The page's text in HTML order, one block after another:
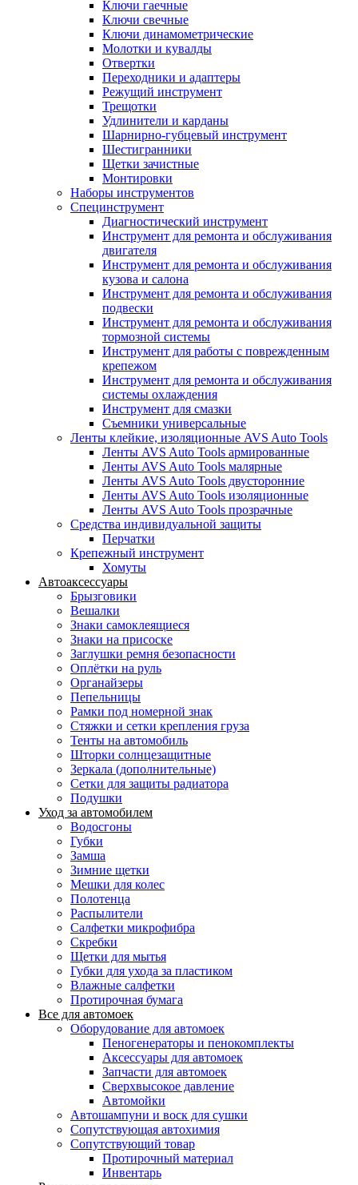
Ключи гаечные
Ключи свечные
Ключи динамометрические
Молотки и кувалды
Отвертки
Переходники и адаптеры
Режущий инструмент
Трещотки
Удлинители и карданы
Шарнирно-губцевый инструмент
Шестигранники
Щетки зачистные
Монтировки
Наборы инструментов
Специнструмент
Диагностический инструмент
Инструмент для ремонта и обслуживания
двигателя
Инструмент для ремонта и обслуживания
кузова и салона
Инструмент для ремонта и обслуживания
подвески
Инструмент для ремонта и обслуживания
тормозной системы
Инструмент для работы с поврежденным
крепежом
Инструмент для ремонта и обслуживания
системы охлаждения
Инструмент для смазки
Съемники универсальные
Ленты клейкие, изоляционные AVS Auto Tools
Ленты AVS Auto Tools армированные
Ленты AVS Auto Tools малярные
Ленты AVS Auto Tools двусторонние
Ленты AVS Auto Tools изоляционные
Ленты AVS Auto Tools прозрачные
Средства индивидуальной защиты
Перчатки
Крепежный инструмент
Хомуты
Автоаксессуары
Брызговики
Вешалки
Знаки самоклеящиеся
Знаки на присоске
Заглушки ремня безопасности
Оплётки на руль
Органайзеры
Пепельницы
Рамки под номерной знак
Стяжки и сетки крепления груза
Тенты на автомобиль
Шторки солнцезащитные
Зеркала (дополнительные)
Сетки для защиты радиатора
Подушки
Уход за автомобилем
Водосгоны
Губки
Замша
Зимние щетки
Мешки для колес
Полотенца
Распылители
Салфетки микрофибра
Скребки
Щетки для мытья
Губки для ухода за пластиком
Влажные салфетки
Протирочная бумага
Все для автомоек
Оборудование для автомоек
Пеногенераторы и пенокомплекты
Аксессуары для автомоек
Запчасти для автомоек
Сверхвысокое давление
Автомойки
Автошампуни и воск для сушки
Сопутствующая автохимия
Сопутствующий товар
Протирочный материал
Инвентарь